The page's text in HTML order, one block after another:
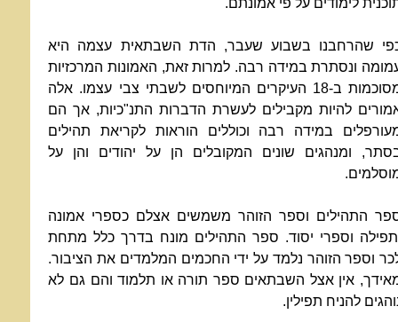
לימודים על פי אמונתם.
שהרחבנו בשבוע שעבר, הדת השבתאית עצמה היא
ונסתרת במידה רבה. למרות זאת, האמונות המרכזיות
מסוכמות ב-18 העיקרים המיוחסים לשבתי צבי עצמו. אלה
להיות מקבילים לעשרת הדברות התנ"כיות, אך הם
במידה רבה וכוללים הוראות לקריאת תהילים
ומנהגים שונים המקובלים הן על יהודים והן על
התהילים וספר הזוהר משמשים אצלם כספרי אמונה
וספרי יסוד. ספר התהילים מונח בדרך כלל מתחת
וספר הזוהר נלמד על ידי החכמים המלמדים את הציבור.
אין אצל השבתאים ספר תורה או תלמוד והם גם לא
להניח תפילין.